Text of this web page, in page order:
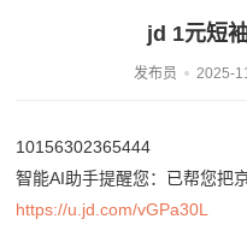
jd 1元短
发布员 2025-
10156302365444
智能AI助手提醒您：已帮您把
https://u.jd.com/vGPa30L